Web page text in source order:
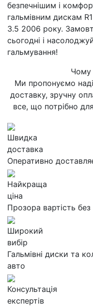
безпечнішим і
гальмівним дискам
3.5 2006 року.
сьогодні і
гальмування!
Чому
Ми пропонуємо
доставку, зручну
все, що потрібно
Швидка
доставка
Оперативно
Найкраща
ціна
Прозора вартість
Широкий
вибір
Гальмівні диски та
авто
Консультація
експертів